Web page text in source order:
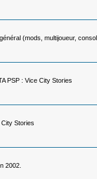
(mods, multijoueur,
PSP : Vice City Stories
Stories
2002.